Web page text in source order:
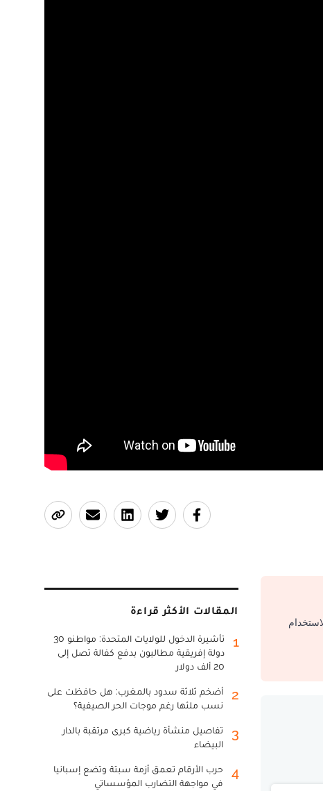
المقالات الأكثر قراءة
1
تأشيرة الدخول للولايات المتحدة: مواطنو 30
دولة إفريقية مطالبون بدفع كفالة تصل إلى
20 ألف دولار
2
أضخم ثلاثة سدود بالمغرب: هل حافظت على
نسب ملئها رغم موجات الحر الصيفية؟
3
تفاصيل منشأة رياضية كبرى مرتقبة بالدار
البيضاء
4
حرب الأرقام تعمق أزمة سبتة وتضع إسبانيا
في مواجهة التضارب المؤسساتي